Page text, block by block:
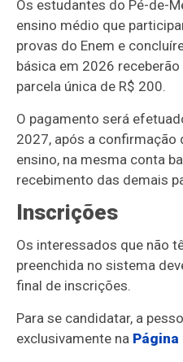
Os estudantes do Pé-de-
ensino médio que
provas do Enem e
básica em 2026
parcela única de R$ 200.
O pagamento será
2027, após a confirmação
ensino, na mesma conta
recebimento das demais
Inscrições
Os interessados que não
preenchida no sistema
final de inscrições.
Para se candidatar, a
exclusivamente na